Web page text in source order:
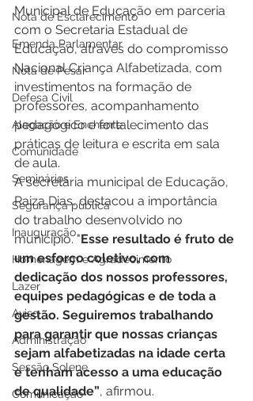
Nota de Esclarecimento
Emenda Parlamentar
Nota de Pesar
Defesa Civil
Alagação e Enchente
Comunidade
Seminários
Segurança pública
Inauguração
Homenagem e Agradecimento
Lazer
Aviso
Administração
Sessão Solene
Comunicação
Municipal de Educação em parceria
com o Secretaria Estadual de
Educação, através do compromisso
Nacional Criança Alfabetizada, com
investimentos na formação de
professores, acompanhamento
pedagógico e fortalecimento das
práticas de leitura e escrita em sala
de aula.
A secretária municipal de Educação,
Raiza Dias, destacou a importância
do trabalho desenvolvido no
município. "Esse resultado é fruto de
um esforço coletivo, com
dedicação dos nossos professores,
equipes pedagógicas e de toda a
gestão. Seguiremos trabalhando
para garantir que nossas crianças
sejam alfabetizadas na idade certa
e tenham acesso a uma educação
de qualidade”, afirmou.